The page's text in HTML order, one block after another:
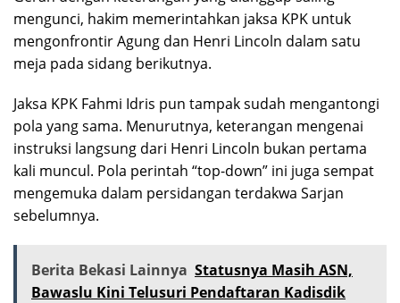
mengunci, hakim memerintahkan jaksa KPK untuk
mengonfrontir Agung dan Henri Lincoln dalam satu
meja pada sidang berikutnya.
Jaksa KPK Fahmi Idris pun tampak sudah mengantongi
pola yang sama. Menurutnya, keterangan mengenai
instruksi langsung dari Henri Lincoln bukan pertama
kali muncul. Pola perintah “top-down” ini juga sempat
mengemuka dalam persidangan terdakwa Sarjan
sebelumnya.
Berita Bekasi Lainnya Statusnya Masih ASN,
Bawaslu Kini Telusuri Pendaftaran Kadisdik